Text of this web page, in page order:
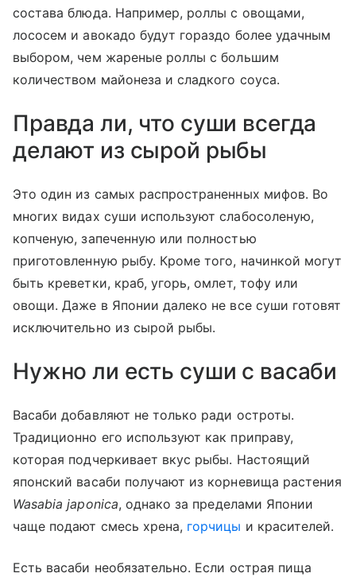
состава блюда. Например, роллы с овощами,
лососем и авокадо будут гораздо более удачным
выбором, чем жареные роллы с большим
количеством майонеза и сладкого соуса.
Правда ли, что суши всегда
делают из сырой рыбы
Это один из самых распространенных мифов. Во
многих видах суши используют слабосоленую,
копченую, запеченную или полностью
приготовленную рыбу. Кроме того, начинкой могут
быть креветки, краб, угорь, омлет, тофу или
овощи. Даже в Японии далеко не все суши готовят
исключительно из сырой рыбы.
Нужно ли есть суши с васаби
Васаби добавляют не только ради остроты.
Традиционно его используют как приправу,
которая подчеркивает вкус рыбы. Настоящий
японский васаби получают из корневища растения
Wasabia japonica, однако за пределами Японии
чаще подают смесь хрена, горчицы и красителей.
Есть васаби необязательно. Если острая пища